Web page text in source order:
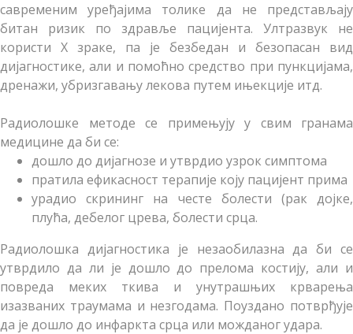
савременим уређајима толике да не представљају
битан ризик по здравље пацијента. Ултразвук не
користи X зраке, па је безбедан и безопасан вид
дијагностике, али и помоћно средство при пункцијама,
дренажи, убризгавању лекова путем ињекције итд.
Радиолошке методе се примењују у свим гранама
медицине да би се:
дошло до дијагнозе и утврдио узрок симптома
пратила ефикасност терапије коју пацијент прима
урадио скрининг на честе болести (рак дојке,
плућа, дебелог црева, болести срца.
Радиолошка дијагностика је незаобилазна да би се
утврдило да ли је дошло до прелома костију, али и
повреда меких ткива и унутрашњих крварења
изазваних траумама и незгодама. Поуздано потврђује
да је дошло до инфаркта срца или можданог удара.